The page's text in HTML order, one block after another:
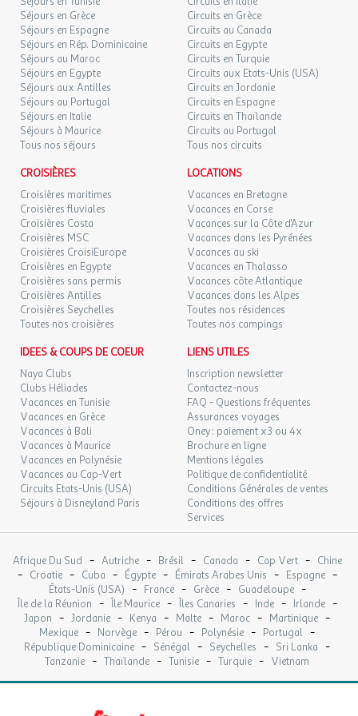
Prix : Gratuit
Terrain de football
Prix : Gratuit
Terrain de padel extérieur
Dates d'ouverture : Ouvert toute la saison
Prix : Payant
Terrain de volley-ball
Dates d'ouverture : Ouvert toute la saison
Randonnée
Jeux :
Baby-foot
Dates d'ouverture : Ouvert toute la saison
Prix : Payant
Aire de jeux pour enfants
Dates d'ouverture : Ouvert toute la saison
Prix : Gratuit
Flipper
Prix : Gratuit
Infos supplémentaires sports et loisirs :Terrain de foot et basket à
200m
Loisirs
Cinéma
Distance : 6km
Emplacement : En dehors de l'établissement
Nom : Cinéma de Rosières
Distance : 7km
Emplacement : En dehors de l'établissement
Nom : Complexe aquatique de Labachère
Description : Toboggan, Spa, Sauna, Hammam et
massage
Loisir
Dates d'ouverture : Ouvert toute la saison
Description : Volley
Santé et Bien-être
Séjours en Grèce
Séjours en Espagne
Séjours en Rép. Dominicaine
Séjours au Maroc
Séjours en Egypte
Séjours aux Antilles
Séjours au Portugal
Séjours en Italie
Séjours à Maurice
Tous nos séjours
Circuits en Grèce
Circuits au Canada
Circuits en Egypte
Circuits en Turquie
Circuits aux Etats-Unis (USA)
Circuits en Jordanie
Circuits en Espagne
Circuits en Thaïlande
Circuits au Portugal
Tous nos circuits
CROISIÈRES
Croisières maritimes
Croisières fluviales
Croisières Costa
Croisières MSC
Croisières CroisiEurope
Croisières en Egypte
Croisières sans permis
Croisières Antilles
Croisières Seychelles
Toutes nos croisières
LOCATIONS
Vacances en Bretagne
Vacances en Corse
Vacances sur la Côte d'Azur
Vacances dans les Pyrénées
Vacances au ski
Vacances en Thalasso
Vacances côte Atlantique
Vacances dans les Alpes
Toutes nos résidences
Toutes nos campings
IDEES & COUPS DE COEUR
Naya Clubs
Clubs Héliades
Vacances en Tunisie
Vacances en Grèce
Vacances à Bali
Vacances à Maurice
Vacances en Polynésie
Vacances au Cap-Vert
Circuits Etats-Unis (USA)
Séjours à Disneyland Paris
LIENS UTILES
Inscription newsletter
Contactez-nous
FAQ - Questions fréquentes
Assurances voyages
Oney : paiement x3 ou 4x
Brochure en ligne
Mentions légales
Politique de confidentialité
Conditions Générales de ventes
Conditions des offres
Services
Afrique Du Sud - Autriche - Brésil - Canada - Cap Vert - Chine
- Croatie - Cuba - Égypte - Émirats Arabes Unis - Espagne -
États-Unis (USA) - France - Grèce - Guadeloupe -
Île de la Réunion - Île Maurice - Îles Canaries - Inde - Irlande -
Japon - Jordanie - Kenya - Malte - Maroc - Martinique -
Mexique - Norvège - Pérou - Polynésie - Portugal -
République Dominicaine - Sénégal - Seychelles - Sri Lanka -
Tanzanie - Thaïlande - Tunisie - Turquie - Vietnam